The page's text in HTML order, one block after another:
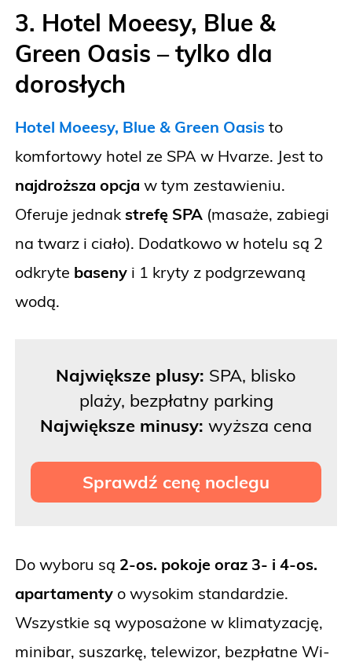
3. Hotel Moeesy, Blue &
Green Oasis – tylko dla
dorosłych
Hotel Moeesy, Blue & Green Oasis to
komfortowy hotel ze SPA w Hvarze. Jest to
najdroższa opcja w tym zestawieniu.
Oferuje jednak strefę SPA (masaże, zabiegi
na twarz i ciało). Dodatkowo w hotelu są 2
odkryte baseny i 1 kryty z podgrzewaną
wodą.
Największe plusy: SPA, blisko
plaży, bezpłatny parking
Największe minusy: wyższa cena
Sprawdź cenę noclegu
Do wyboru są 2-os. pokoje oraz 3- i 4-os.
apartamenty o wysokim standardzie.
Wszystkie są wyposażone w klimatyzację,
minibar, suszarkę, telewizor, bezpłatne Wi-